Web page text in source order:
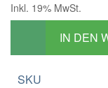
Inkl. 19% MwSt.
IN DEN
SKU